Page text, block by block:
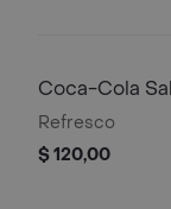
Coca-Cola
Refresco
$ 120,00